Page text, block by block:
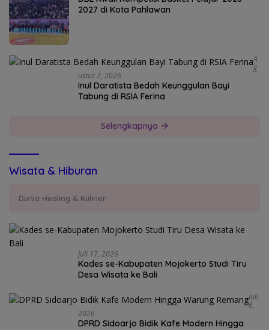
2027 di Kota Pahlawan
A
G
Ustus 2, 2026
Inul Daratista Bedah Keunggulan Bayi
Tabung di RSIA Ferina
Selengkapnya
Wisata & Hiburan
Dunia Healing & Kuliner
Juli 17, 2026
Kades se-Kabupaten Mojokerto Studi Tiru
Desa Wisata ke Bali
Juli
6,
2026
DPRD Sidoarjo Bidik Kafe Modern Hingga